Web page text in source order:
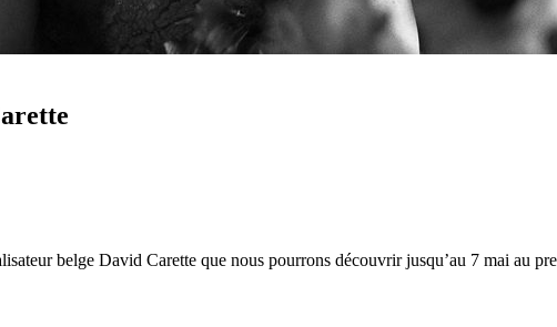
belge David Carette que nous pourrons découvrir jusqu’au 7 mai au